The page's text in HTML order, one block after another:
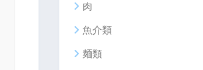
肉
魚介類
麺類